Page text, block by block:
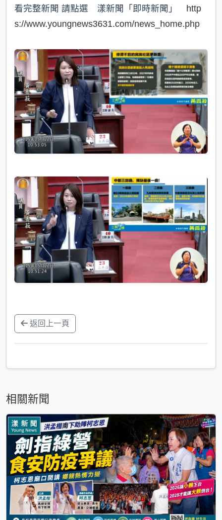
看完整新聞 請點選 漾新聞「即時新聞」 http
s://www.youngnews3631.com/news_home.php
返回上一頁
相關新聞